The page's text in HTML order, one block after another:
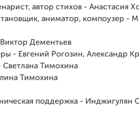
автор стихов - Анастасия
аниматор, компоузер -
Дементьев
- Евгений Рогозин, Александр
Светлана Тимохина
Тимохина
поддержка - Инджигулян